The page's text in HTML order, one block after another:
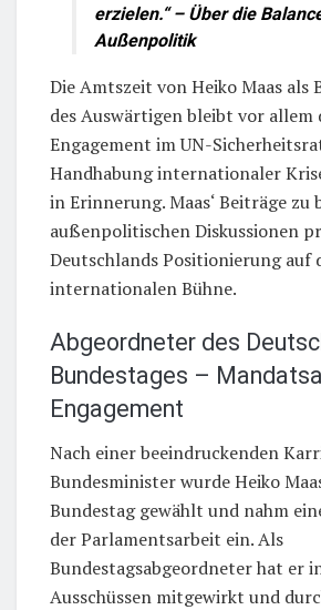
erzielen.“ – Über die
Außenpolitik
Die Amtszeit von Heiko Maas als
des Auswärtigen bleibt vor allem
Engagement im UN-
Handhabung internationaler
in Erinnerung. Maas‘ Beiträge zu
außenpolitischen Diskussionen
Deutschlands Positionierung auf
internationalen Bühne.
Abgeordneter des
Bundestages –
Engagement
Nach einer beeindruckenden
Bundesminister wurde Heiko
Bundestag gewählt und nahm
der Parlamentsarbeit ein. Als
Bundestagsabgeordneter hat er
Ausschüssen mitgewirkt und